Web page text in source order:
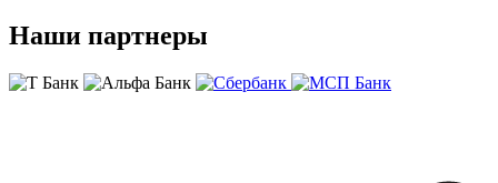
Наши партнеры